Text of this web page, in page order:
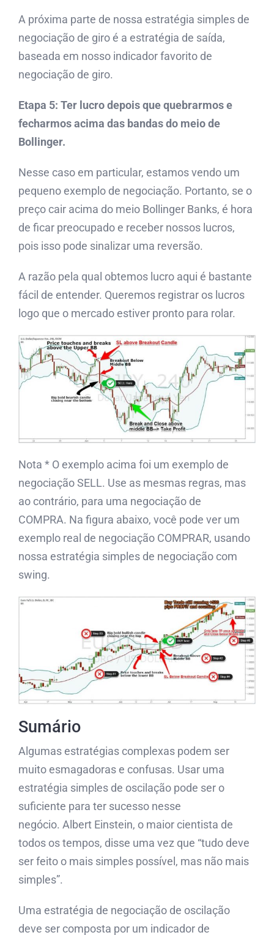
A próxima parte de nossa estratégia simples de
negociação de giro é a estratégia de saída,
baseada em nosso indicador favorito de
negociação de giro.
Etapa 5: Ter lucro depois que quebrarmos e
fecharmos acima das bandas do meio de
Bollinger.
Nesse caso em particular, estamos vendo um
pequeno exemplo de negociação. Portanto, se o
preço cair acima do meio Bollinger Banks, é hora
de ficar preocupado e receber nossos lucros,
pois isso pode sinalizar uma reversão.
A razão pela qual obtemos lucro aqui é bastante
fácil de entender. Queremos registrar os lucros
logo que o mercado estiver pronto para rolar.
Nota * O exemplo acima foi um exemplo de
negociação SELL. Use as mesmas regras, mas
ao contrário, para uma negociação de
COMPRA. Na figura abaixo, você pode ver um
exemplo real de negociação COMPRAR, usando
nossa estratégia simples de negociação com
swing.
Sumário
Algumas estratégias complexas podem ser
muito esmagadoras e confusas. Usar uma
estratégia simples de oscilação pode ser o
suficiente para ter sucesso nesse
negócio. Albert Einstein, o maior cientista de
todos os tempos, disse uma vez que “tudo deve
ser feito o mais simples possível, mas não mais
simples”.
Uma estratégia de negociação de oscilação
deve ser composta por um indicador de